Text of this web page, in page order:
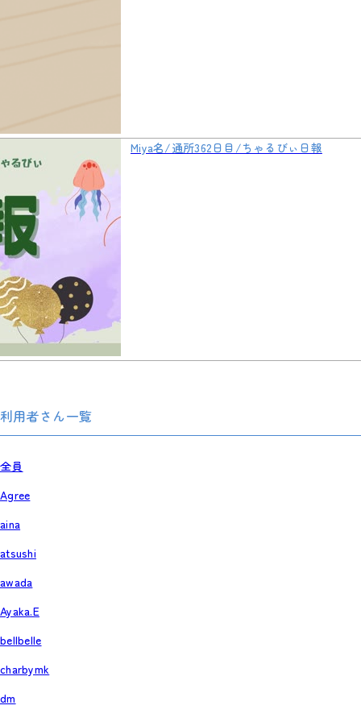
Miya名/通所362日目/ちゃるびぃ日報
利用者さん一覧
全員
Agree
aina
atsushi
awada
Ayaka.E
bellbelle
charbymk
dm